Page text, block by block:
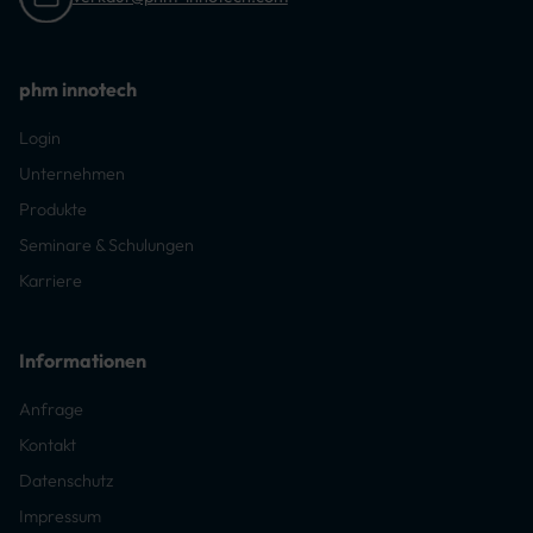
phm innotech
Login
Unternehmen
Produkte
Seminare & Schulungen
Karriere
Informationen
Anfrage
Kontakt
Datenschutz
Impressum